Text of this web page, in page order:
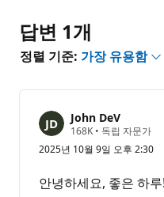
답변 1개
정렬 기준: 가장 유용함
John DeV
168K 평
포
트
• 독립 자문가
2025년 10월 9일 오후 2:30
안녕하세요, 좋은 하루!